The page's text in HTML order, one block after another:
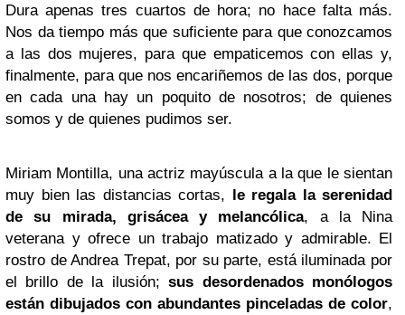
Dura apenas tres cuartos de hora; no hace falta más.
Nos da tiempo más que suficiente para que conozcamos
a las dos mujeres, para que empaticemos con ellas y,
finalmente, para que nos encariñemos de las dos, porque
en cada una hay un poquito de nosotros; de quienes
somos y de quienes pudimos ser.
Miriam Montilla, una actriz mayúscula a la que le sientan
muy bien las distancias cortas, le regala la serenidad
de su mirada, grisácea y melancólica, a la Nina
veterana y ofrece un trabajo matizado y admirable. El
rostro de Andrea Trepat, por su parte, está iluminada por
el brillo de la ilusión;sus desordenados monólogos
están dibujados con abundantes pinceladas de color,